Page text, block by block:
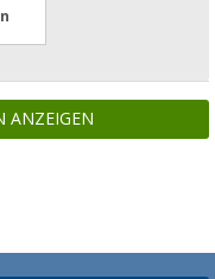
ANZEIGEN